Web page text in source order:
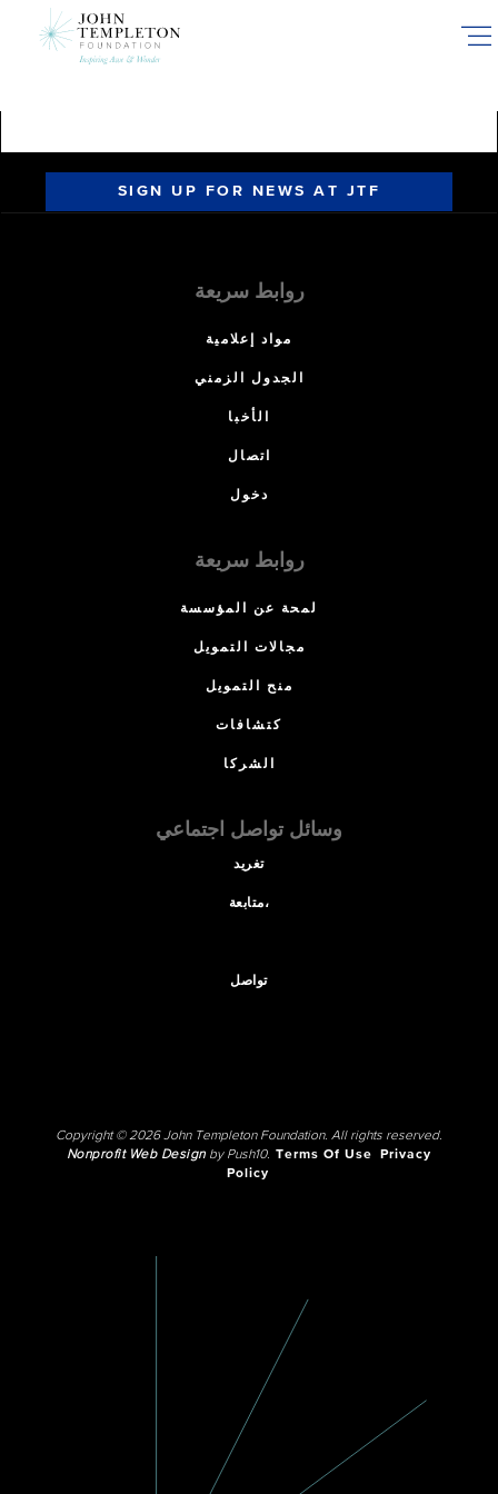
SIGN UP FOR NEWS AT JTF
روابط سريعة
مواد إعلامية
الجدول الزمني
الأخبا
اتصال
دخول
روابط سريعة
لمحة عن المؤسسة
مجالات التمويل
منح التمويل
كتشافات
الشركا
وسائل تواصل اجتماعي
تغريد
متابعة،
تواصل
Copyright © 2026 John Templeton Foundation. All rights reserved.
Nonprofit Web Designby Push10. Terms Of Use
Privacy
Policy